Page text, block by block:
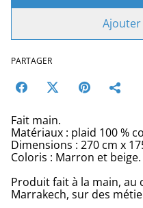
PARTAGER
Fait main.
Matériaux : plaid 100 %
Dimensions : 270 cm x
Coloris : Marron et beige.
Produit fait à la main,
Marrakech, sur des